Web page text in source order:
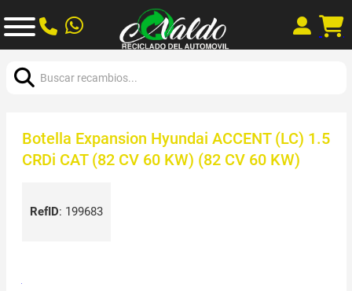
Botella Expansion Hyundai ACCENT (LC) 1.5
CRDi CAT (82 CV 60 KW) (82 CV 60 KW)
RefID: 199683